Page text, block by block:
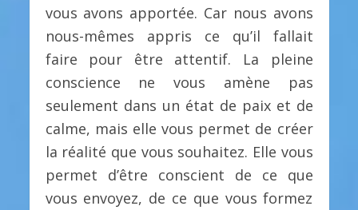
vous avons apportée. Car nous avons
nous-mêmes appris ce qu’il fallait
faire pour être attentif. La pleine
conscience ne vous amène pas
seulement dans un état de paix et de
calme, mais elle vous permet de créer
la réalité que vous souhaitez. Elle vous
permet d’être conscient de ce que
vous envoyez, de ce que vous formez